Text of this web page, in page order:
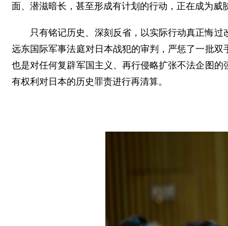
面、潜滋暗长，甚至形成有计划的行动，正在成为威
只有铭记历史、深刻反省，以实际行动真正悔
远东国际军事法庭对日本战犯的审判，严惩了一批
也是对任何复辟军国主义、再行侵略扩张不法企图
有权利对日本的历史罪责进行再清算。